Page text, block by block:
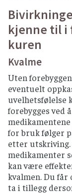
kjenne til i
kuren
Kvalme
Uten
eventuelt
uvelhetsfølelse
forebygges ved
for bruk følger
etter utskriving.
medikamenter
kan være
kvalmen. Du får
ta i tillegg